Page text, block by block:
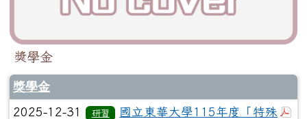
獎學金
獎學金
2025-12-31 研習
國立東華大學115年度「特殊